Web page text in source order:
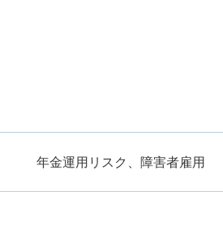
年金運用リスク、障害者雇用